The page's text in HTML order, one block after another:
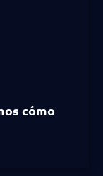
cómo